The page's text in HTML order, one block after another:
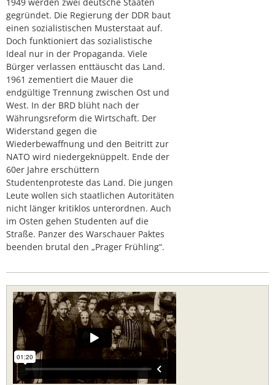
1949 werden zwei deutsche Staaten
gegründet. Die Regierung der DDR baut
einen sozialistischen Musterstaat auf.
Doch funktioniert das sozialistische
Ideal nur in der Propaganda. Viele
Bürger verlassen enttäuscht das Land.
1961 zementiert die Mauer die
endgültige Trennung zwischen Ost und
West. In der BRD blüht nach der
Währungsreform die Wirtschaft. Der
Widerstand gegen die
Wiederbewaffnung und den Beitritt zur
NATO wird niedergeknüppelt. Ende der
60er Jahre erschüttern
Studentenproteste das Land. Die jungen
Leute wollen sich staatlichen Autoritäten
nicht länger kritiklos unterordnen. Auch
im Osten gehen Studenten auf die
Straße. Panzer des Warschauer Paktes
beenden brutal den „Prager Frühling“.